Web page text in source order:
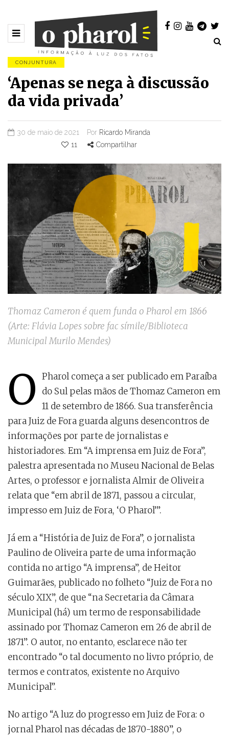
CONJUNTURA
‘Apenas se nega à discussão
da vida privada’
30 de maio de 2021 Por Ricardo Miranda
11
Compartilhar
Thomaz Cameron é quem funda o Pharol em 1866
(Arte: Flávia Lopes sobre fac símile/Biblioteca
Municipal Murilo Mendes)
O Pharol começa a ser publicado em Paraíba
do Sul pelas mãos de Thomaz Cameron em
11 de setembro de 1866. Sua transferência
para Juiz de Fora guarda alguns desencontros de
informações por parte de jornalistas e
historiadores. Em “A imprensa em Juiz de Fora”,
palestra apresentada no Museu Nacional de Belas
Artes, o professor e jornalista Almir de Oliveira
relata que “em abril de 1871, passou a circular,
impresso em Juiz de Fora, ‘O Pharol’”.
Já em a “História de Juiz de Fora”, o jornalista
Paulino de Oliveira parte de uma informação
contida no artigo “A imprensa”, de Heitor
Guimarães, publicado no folheto “Juiz de Fora no
século XIX”, de que “na Secretaria da Câmara
Municipal (há) um termo de responsabilidade
assinado por Thomaz Cameron em 26 de abril de
1871”. O autor, no entanto, esclarece não ter
encontrado “o tal documento no livro próprio, de
termos e contratos, existente no Arquivo
Municipal”.
No artigo “A luz do progresso em Juiz de Fora: o
jornal Pharol nas décadas de 1870-1880”, o